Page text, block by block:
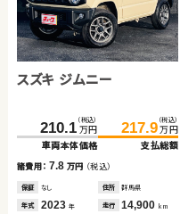
スズキ ジムニー
210.1 （税込）
万円
車両本体価格
217.9 （税込）
万円
支払総額
諸費用：7.8 万円 （税込）
保証 なし 住所 群馬県
年式 2023 年 走行 14,900 km
ダイハツ タント
44.5万円
車両本体価格
諸費用：6.9 万円 （税込）
ダイハツ タント
64.9 （税込）
万円
車両本体価格
75.9 （税込）
万円
支払総額
諸費用：11.0万円（税込）
保証 あり 住所 岩手県
年式 2013 年 走行 85,000 km